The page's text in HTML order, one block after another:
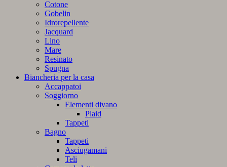
Cotone
Gobelin
Idrorepellente
Jacquard
Lino
Mare
Resinato
Spugna
Biancheria per la casa
Accappatoi
Soggiorno
Elementi divano
Plaid
Tappeti
Bagno
Tappeti
Asciugamani
Teli